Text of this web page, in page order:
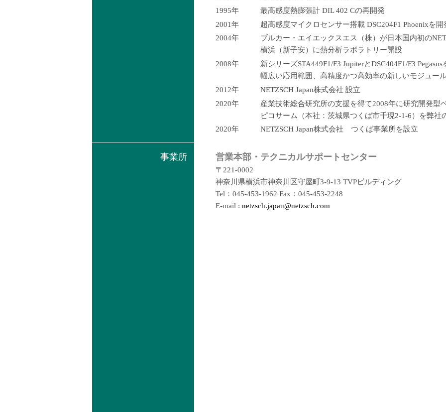
1995年
最高感度熱膨張計 DIL 402 Cの再開発
2001年
超高感度マイクロセンサー搭載 DSC204F1 Phoenixを開
2004年
ブルカー・エイエックスエス（株）が日本国内初の
横浜（新子安）に熱分析ラボラトリー開設
2008年
新シリーズSTA449F1/F3 JupiterとDSC404F1/F3 Pegasus
幅広い応用範囲、高精度かつ高効率の新しいモジュー
2012年
NETZSCH Japan株式会社 設立
2020年
産業技術総合研究所の支援を得て2008年に研究開発型
ピコサーム（本社：茨城県つくば市千現2-1-6）を弊社
2020年
NETZSCH Japan株式会社 つくば事業所を設立
事業所 営業本部・テクニカルサポートセンター
〒221-0002
神奈川県横浜市神奈川区守屋町3-9-13 TVPビルディング
Tel：045-453-1962 Fax：045-453-2248
E-mail : netzsch.japan@netzsch.com